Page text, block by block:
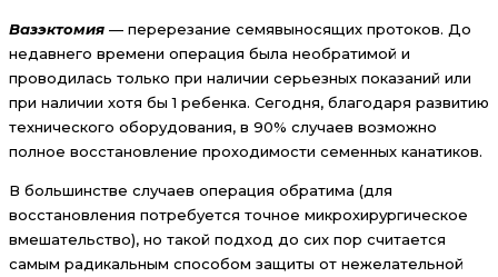
Вазэктомия — перерезание семявыносящих протоков. До
недавнего времени операция была необратимой и
проводилась только при наличии серьезных показаний или
при наличии хотя бы 1 ребенка. Сегодня, благодаря развитию
технического оборудования, в 90% случаев возможно
полное восстановление проходимости семенных канатиков.
В большинстве случаев операция обратима (для
восстановления потребуется точное микрохирургическое
вмешательство), но такой подход до сих пор считается
самым радикальным способом защиты от нежелательной